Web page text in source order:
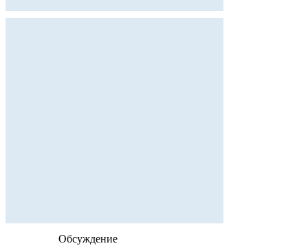
Обсуждение